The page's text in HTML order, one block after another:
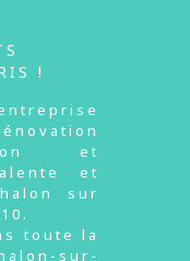
!
et
et
sur
toute la
sur-